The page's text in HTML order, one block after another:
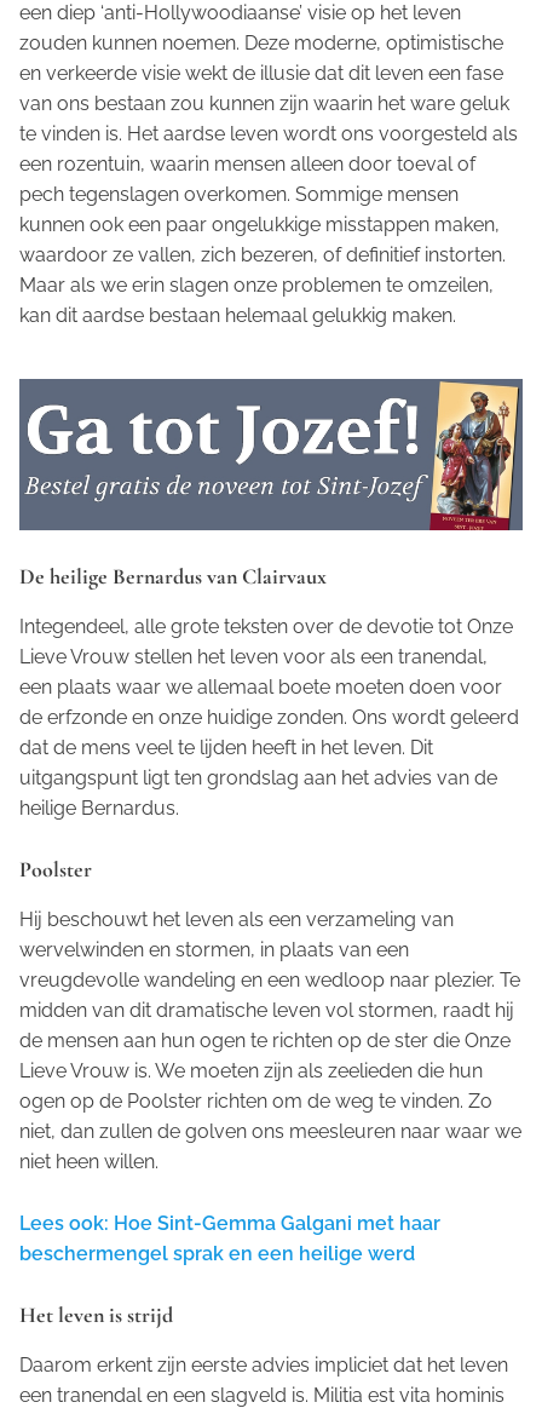
een diep ‘anti-Hollywoodiaanse’ visie op het leven
zouden kunnen noemen. Deze moderne, optimistische
en verkeerde visie wekt de illusie dat dit leven een fase
van ons bestaan zou kunnen zijn waarin het ware geluk
te vinden is. Het aardse leven wordt ons voorgesteld als
een rozentuin, waarin mensen alleen door toeval of
pech tegenslagen overkomen. Sommige mensen
kunnen ook een paar ongelukkige misstappen maken,
waardoor ze vallen, zich bezeren, of definitief instorten.
Maar als we erin slagen onze problemen te omzeilen,
kan dit aardse bestaan helemaal gelukkig maken.
De heilige Bernardus van Clairvaux
Integendeel, alle grote teksten over de devotie tot Onze
Lieve Vrouw stellen het leven voor als een tranendal,
een plaats waar we allemaal boete moeten doen voor
de erfzonde en onze huidige zonden. Ons wordt geleerd
dat de mens veel te lijden heeft in het leven. Dit
uitgangspunt ligt ten grondslag aan het advies van de
heilige Bernardus.
Poolster
Hij beschouwt het leven als een verzameling van
wervelwinden en stormen, in plaats van een
vreugdevolle wandeling en een wedloop naar plezier. Te
midden van dit dramatische leven vol stormen, raadt hij
de mensen aan hun ogen te richten op de ster die Onze
Lieve Vrouw is. We moeten zijn als zeelieden die hun
ogen op de Poolster richten om de weg te vinden. Zo
niet, dan zullen de golven ons meesleuren naar waar we
niet heen willen.
Lees ook: Hoe Sint-Gemma Galgani met haar
beschermengel sprak en een heilige werd
Het leven is strijd
Daarom erkent zijn eerste advies impliciet dat het leven
een tranendal en een slagveld is. Militia est vita hominis